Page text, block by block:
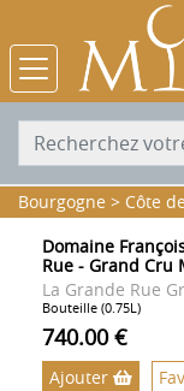
Bourgogne > Côte
Domaine
Rue - Grand Cru
La Grande Rue
Bouteille (0.75L)
740.00 €
Ajouter